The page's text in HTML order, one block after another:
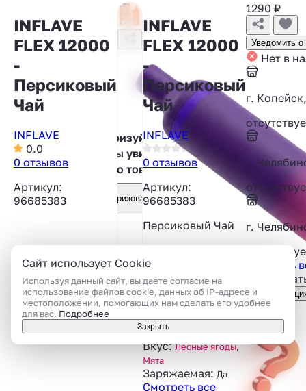
INFLAVE
FLEX 12000
-
Персиковый
Чай
INFLAVE
0.0
0 отзывов
Артикул:
96685383
Авторизуйтесь,
чтобы увидеть
фото товара
Авторизоваться
INFLAVE
FLEX 12000
-
Персиковый
Чай
INFLAVE
0 отзывов
Артикул:
96685383
Персиковый Чай
Тип устройства:
ОДНОРАЗОВОЕ
Аккумулятор:
ВСТРОЕННЫЙ
Ёмкость: 650 mAh
Количество
затяжек: 12000
Вкус: Лесные ягоды,
Мята
Заряжаемая: Да
Смотреть все
1290 ₽
Уведомить о
Нет в
г.
г.
г.
Показать
Сайт использует Cookie
Используя данный сайт, вы даете согласие на
использование файлов cookie, данных об IP-адресе и
местоположении, помогающих нам сделать его удобнее
для вас. Подробнее
Закрыть